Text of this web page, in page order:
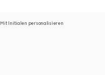
Mit Initialen personalisieren